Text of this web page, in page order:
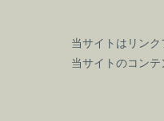
当サイトはリンク
当サイトのコン